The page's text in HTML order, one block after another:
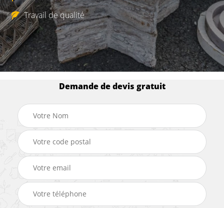
Travail de qualité
Demande de devis gratuit